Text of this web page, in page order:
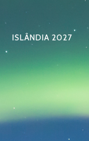
ISLÂNDIA 2027